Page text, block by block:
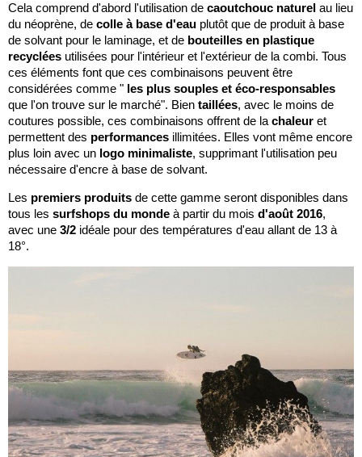
Cela comprend d'abord l'utilisation de caoutchouc naturel au lieu
du néoprène, de colle à base d'eau plutôt que de produit à base
de solvant pour le laminage, et de bouteilles en plastique
recyclées utilisées pour l'intérieur et l'extérieur de la combi. Tous
ces éléments font que ces combinaisons peuvent être
considérées comme " les plus souples et éco-responsables
que l'on trouve sur le marché". Bien taillées, avec le moins de
coutures possible, ces combinaisons offrent de la chaleur et
permettent des performances illimitées. Elles vont même encore
plus loin avec un logo minimaliste, supprimant l'utilisation peu
nécessaire d'encre à base de solvant.
Les premiers produits de cette gamme seront disponibles dans
tous les surfshops du monde à partir du mois d'août 2016,
avec une 3/2 idéale pour des températures d'eau allant de 13 à
18°.